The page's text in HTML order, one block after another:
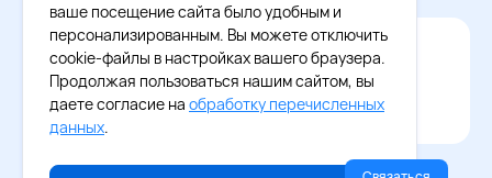
Официальное приложение Восток - Запад
Cкачайте бесплатное приложение
ваше посещение сайта было удобным и
персонализированным. Вы можете отключить
cookie-файлы в настройках вашего браузера.
Продолжая пользоваться нашим сайтом, вы
даете согласие на обработку перечисленных
данных.